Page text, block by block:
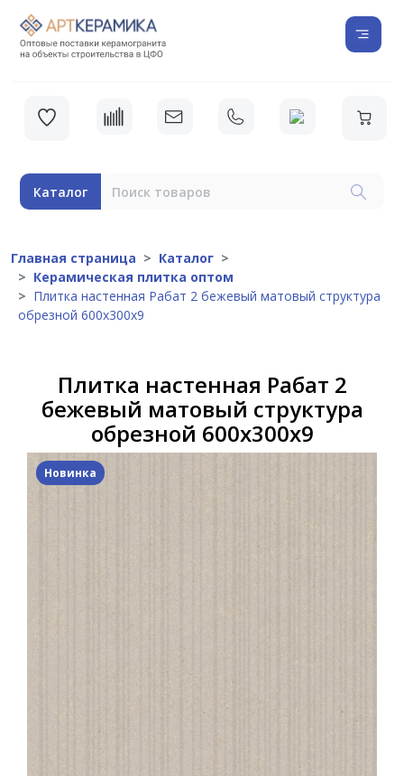
Каталог
Главная страница
Каталог
Керамическая плитка оптом
Плитка настенная Рабат 2 бежевый матовый структура
обрезной 600x300x9
Плитка настенная Рабат 2
бежевый матовый структура
обрезной 600x300x9
Новинка